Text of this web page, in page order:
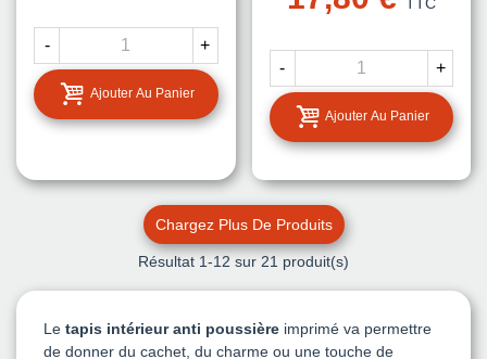
- +
Ajouter Au Panier
- +
Ajouter Au Panier
Chargez Plus De Produits
Résultat 1-12 sur 21 produit(s)
Le tapis intérieur anti poussière imprimé va permettre
de donner du cachet, du charme ou une touche de